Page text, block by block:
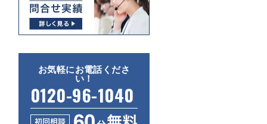
お気軽にお電話くださ
い！
0120-96-1040